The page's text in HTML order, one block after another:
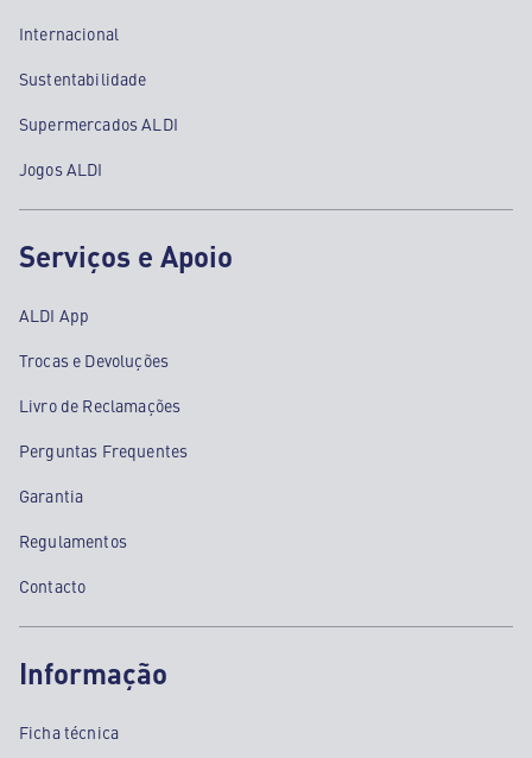
Internacional
Sustentabilidade
Supermercados ALDI
Jogos ALDI
Serviços e Apoio
ALDI App
Trocas e Devoluções
Livro de Reclamações
Perguntas Frequentes
Garantia
Regulamentos
Contacto
Informação
Ficha técnica